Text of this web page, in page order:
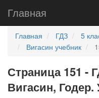
Главная
Главная ГДЗ 5
Вигасин учебник
Страница 151 -
Вигасин, Годер.